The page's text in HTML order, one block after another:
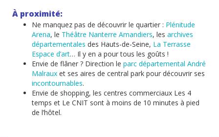
À proximité:
Ne manquez pas de découvrir le quartier : Plénitude
Arena, le Théâtre Nanterre Amandiers, les archives
départementales des Hauts-de-Seine, La Terrasse
Espace d’art… Il y en a pour tous les goûts !
Envie de flâner ? Direction le parc départemental André
Malraux et ses aires de central park pour découvrir ses
incontournables.
Envie de shopping, les centres commerciaux Les 4
temps et Le CNIT sont à moins de 10 minutes à pied
de l’hôtel.